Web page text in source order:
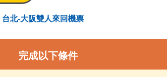
台北-大阪雙人來回機票
完成以下條件